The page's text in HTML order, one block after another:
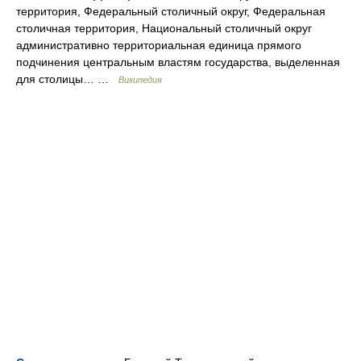
территория, Федеральный столичный округ, Федеральная
столичная территория, Национальный столичный округ
административно территориальная единица прямого
подчинения центральным властям государства, выделенная
для столицы… …
Википедия